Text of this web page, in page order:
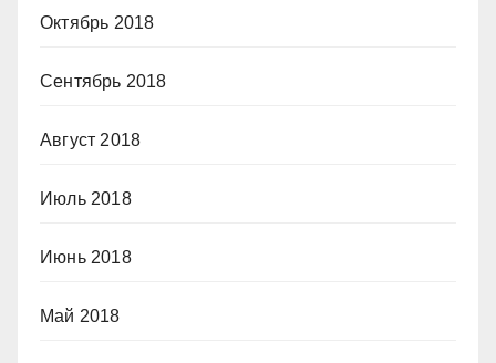
Октябрь 2018
Сентябрь 2018
Август 2018
Июль 2018
Июнь 2018
Май 2018